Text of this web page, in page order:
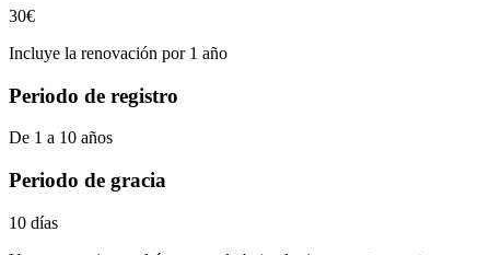
30€
Incluye la renovación por 1 año
Periodo de registro
De 1 a 10 años
Periodo de gracia
10 días